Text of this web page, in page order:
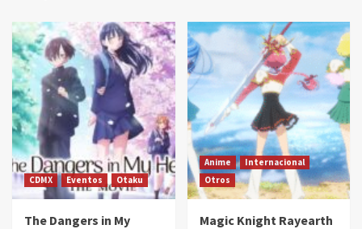
CDMX Eventos Otaku
The Dangers in My
Anime
Internacional
Otros
Magic Knight Rayearth